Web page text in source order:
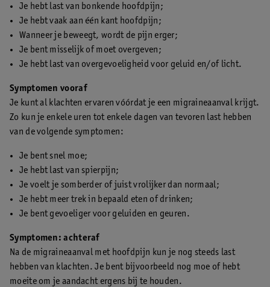
Je hebt last van bonkende hoofdpijn;
Je hebt vaak aan één kant hoofdpijn;
Wanneer je beweegt, wordt de pijn erger;
Je bent misselijk of moet overgeven;
Je hebt last van overgevoeligheid voor geluid en/of licht.
Symptomen vooraf
Je kunt al klachten ervaren vóórdat je een migraineaanval krijgt.
Zo kun je enkele uren tot enkele dagen van tevoren last hebben
van de volgende symptomen:
Je bent snel moe;
Je hebt last van spierpijn;
Je voelt je somberder of juist vrolijker dan normaal;
Je hebt meer trek in bepaald eten of drinken;
Je bent gevoeliger voor geluiden en geuren.
Symptomen: achteraf
Na de migraineaanval met hoofdpijn kun je nog steeds last
hebben van klachten. Je bent bijvoorbeeld nog moe of hebt
moeite om je aandacht ergens bij te houden.